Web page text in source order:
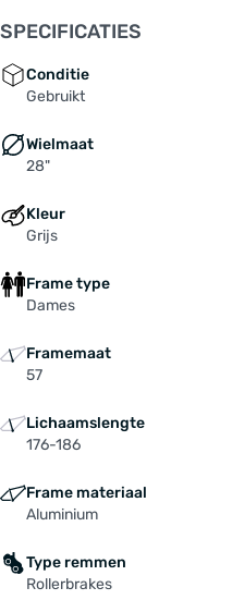
SPECIFICATIES
Conditie
Gebruikt
Wielmaat
28"
Kleur
Grijs
Frame type
Dames
Framemaat
57
Lichaamslengte
176-186
Frame materiaal
Aluminium
Type remmen
Rollerbrakes